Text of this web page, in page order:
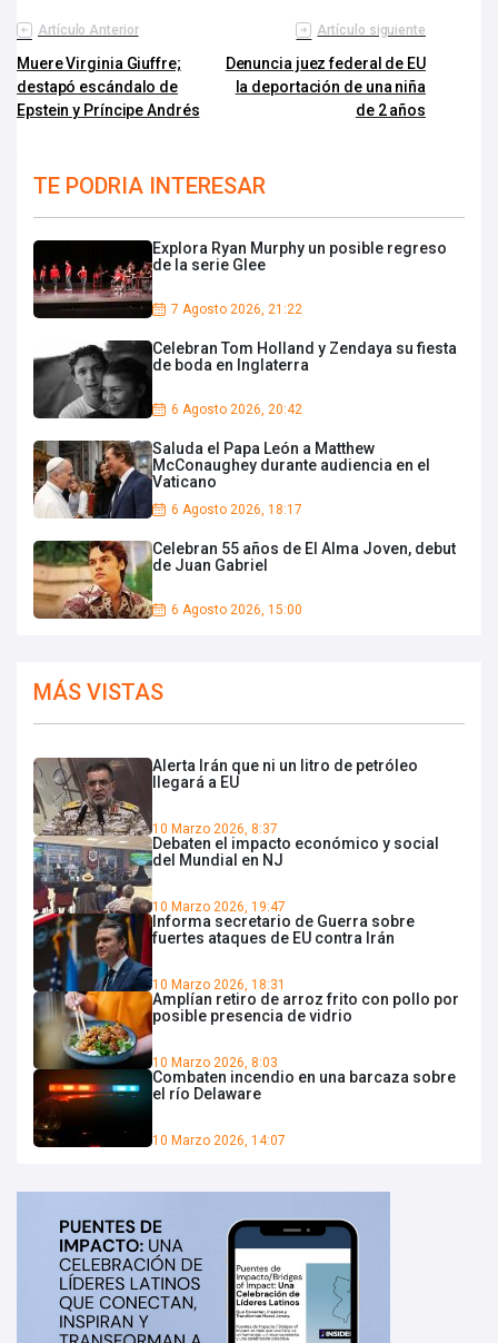
Artículo Anterior
Muere Virginia Giuffre;
destapó escándalo de
Epstein y Príncipe Andrés
Artículo siguiente
Denuncia juez federal de EU
la deportación de una niña
de 2 años
TE PODRIA INTERESAR
Explora Ryan Murphy un posible regreso
de la serie Glee
7 Agosto 2026, 21:22
Celebran Tom Holland y Zendaya su fiesta
de boda en Inglaterra
6 Agosto 2026, 20:42
Saluda el Papa León a Matthew
McConaughey durante audiencia en el
Vaticano
6 Agosto 2026, 18:17
Celebran 55 años de El Alma Joven, debut
de Juan Gabriel
6 Agosto 2026, 15:00
MÁS VISTAS
Alerta Irán que ni un litro de petróleo
llegará a EU
10 Marzo 2026, 8:37
Debaten el impacto económico y social
del Mundial en NJ
10 Marzo 2026, 19:47
Informa secretario de Guerra sobre
fuertes ataques de EU contra Irán
10 Marzo 2026, 18:31
Amplían retiro de arroz frito con pollo por
posible presencia de vidrio
10 Marzo 2026, 8:03
Combaten incendio en una barcaza sobre
el río Delaware
10 Marzo 2026, 14:07